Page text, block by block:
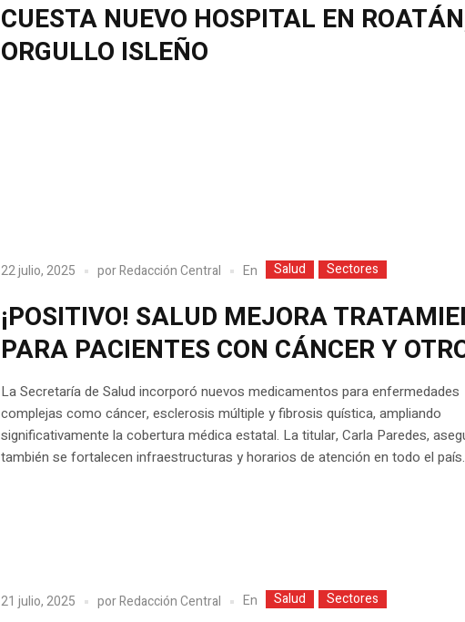
CUESTA NUEVO HOSPITAL EN
ORGULLO ISLEÑO
22 julio, 2025 porRedacción Central En Salud Sectores
¡POSITIVO! SALUD MEJORA
PARA PACIENTES CON CÁNCER Y
La Secretaría de Salud incorporó nuevos medicamentos para enfermedades
complejas como cáncer, esclerosis múltiple y fibrosis quística, ampliando
significativamente la cobertura médica estatal. La titular, Carla Paredes,
también se fortalecen infraestructuras y horarios de atención en todo el país.
21 julio, 2025 porRedacción Central En Salud Sectores